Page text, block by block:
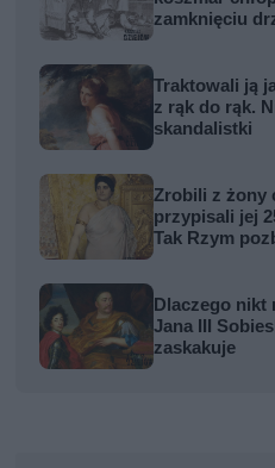
zamknięciu
Traktowali ją
z rąk do rąk.
skandalistki
Zrobili z żony
przypisali jej
Tak Rzym
Dlaczego nikt
Jana III
zaskakuje